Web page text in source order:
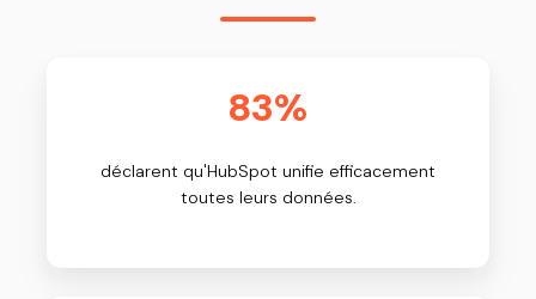
83%
déclarent qu'HubSpot unifie efficacement
toutes leurs données.